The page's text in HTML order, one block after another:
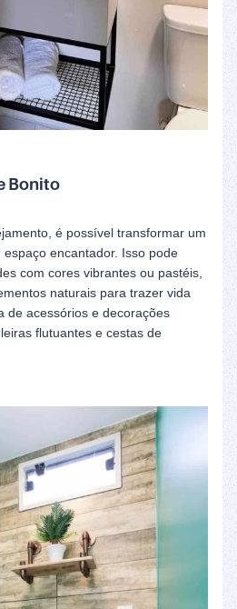
Bonito
é possível transformar um
encantador. Isso pode
com cores vibrantes ou pastéis,
naturais para trazer vida
de acessórios e decorações
flutuantes e cestas de